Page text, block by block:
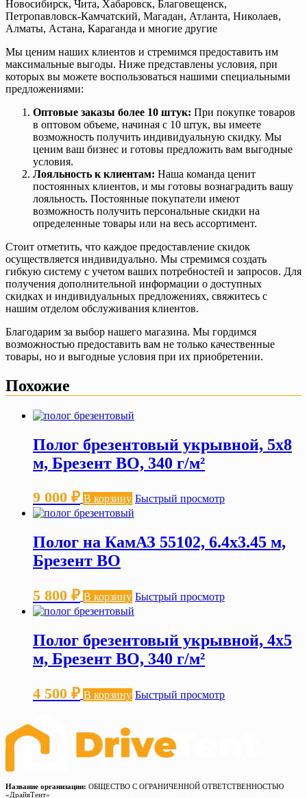
Новосибирск, Чита, Хабаровск, Благовещенск,
Петропавловск-Камчатский, Магадан, Атланта, Николаев,
Алматы, Астана, Караганда и многие другие
Мы ценим наших клиентов и стремимся предоставить им
максимальные выгоды. Ниже представлены условия, при
которых вы можете воспользоваться нашими специальными
предложениями:
Оптовые заказы более 10 штук: При покупке товаров
в оптовом объеме, начиная с 10 штук, вы имеете
возможность получить индивидуальную скидку. Мы
ценим ваш бизнес и готовы предложить вам выгодные
условия.
Лояльность к клиентам: Наша команда ценит
постоянных клиентов, и мы готовы вознаградить вашу
лояльность. Постоянные покупатели имеют
возможность получить персональные скидки на
определенные товары или на весь ассортимент.
Стоит отметить, что каждое предоставление скидок
осуществляется индивидуально. Мы стремимся создать
гибкую систему с учетом ваших потребностей и запросов. Для
получения дополнительной информации о доступных
скидках и индивидуальных предложениях, свяжитесь с
нашим отделом обслуживания клиентов.
Благодарим за выбор нашего магазина. Мы гордимся
возможностью предоставить вам не только качественные
товары, но и выгодные условия при их приобретении.
Похожие
Полог брезентовый укрывной, 5х8
м, Брезент ВО, 340 г/м²
9 000 ₽ В корзину Быстрый просмотр
Полог на КамАЗ 55102, 6.4х3.45 м,
Брезент ВО
5 800 ₽ В корзину Быстрый просмотр
Полог брезентовый укрывной, 4х5
м, Брезент ВО, 340 г/м²
4 500 ₽ В корзину Быстрый просмотр
Название организации: ОБЩЕСТВО С ОГРАНИЧЕННОЙ ОТВЕТСТВЕННОСТЬЮ
«ДрайвТент»